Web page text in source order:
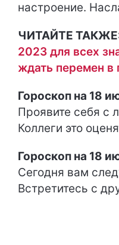
настроение.
ЧИТАЙТЕ
2023 для всех
ждать перемен в
Гороскоп на 18
Проявите себя с
Коллеги это
Гороскоп на 18
Сегодня вам
Встретитесь с